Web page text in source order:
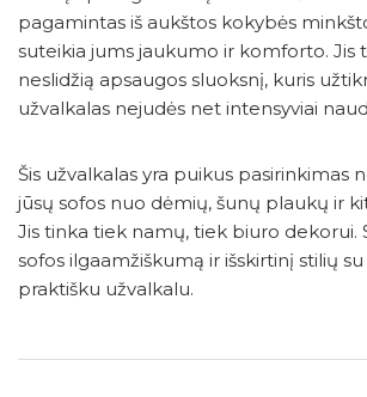
pagamintas iš aukštos kokybės
suteikia jums jaukumo ir komforto. Jis
neslidžią apsaugos sluoksnį, kuris
užvalkalas nejudės net intensyviai
Šis užvalkalas yra puikus pasirinkimas
jūsų sofos nuo dėmių, šunų plaukų ir
Jis tinka tiek namų, tiek biuro dekorui.
sofos ilgaamžiškumą ir išskirtinį stilių
praktišku užvalkalu.